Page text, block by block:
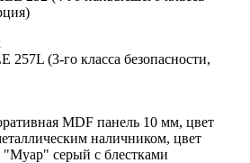
(3-го класса безопасности,
MDF панель 10 мм, цвет
наличником, цвет
"Муар" серый с блестками